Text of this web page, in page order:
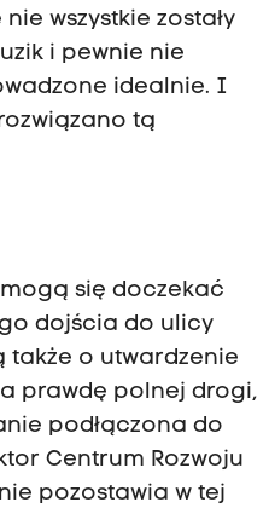
wszystkie zostały
i pewnie nie
idealnie. I
tą
się doczekać
dojścia do ulicy
także o utwardzenie
prawdę polnej drogi,
podłączona do
Centrum Rozwoju
pozostawia w tej